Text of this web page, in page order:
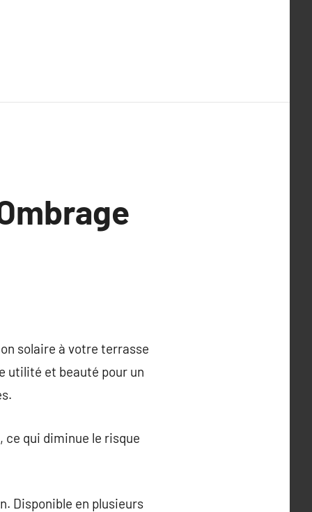
solaire à votre terrasse
utilité et beauté pour un
ce qui diminue le risque
Disponible en plusieurs